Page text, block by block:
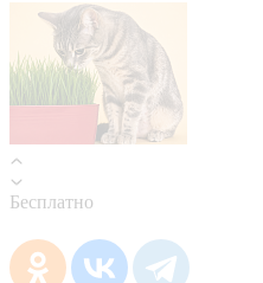
Бесплатно